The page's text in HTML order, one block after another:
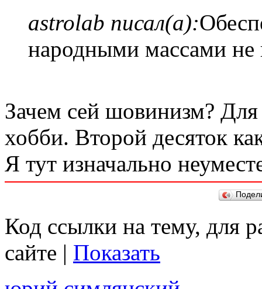
astrolab писал(а):
народными массами не
Зачем сей шовинизм?
хобби. Второй десяток
Я тут изначально
Код ссылки на тему, для
сайте | Показать